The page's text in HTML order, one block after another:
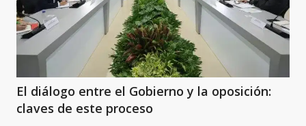
El diálogo entre el Gobierno y la oposición:
claves de este proceso